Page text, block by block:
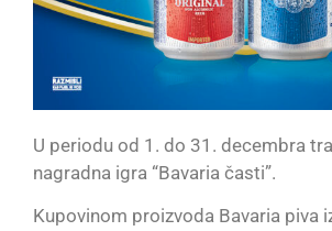
U periodu od 1. do 31. decembra
nagradna igra “Bavaria časti”.
Kupovinom proizvoda Bavaria piva